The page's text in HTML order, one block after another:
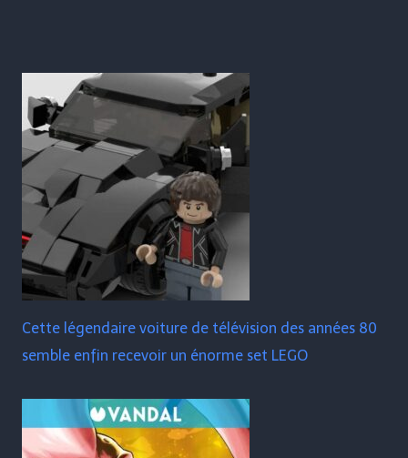
Cette légendaire voiture de télévision des années 80
semble enfin recevoir un énorme set LEGO